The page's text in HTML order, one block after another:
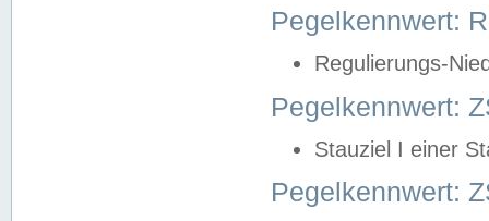
Pegelkennwert:
Regulierungs-
Pegelkennwert:
Stauziel I einer
Pegelkennwert: